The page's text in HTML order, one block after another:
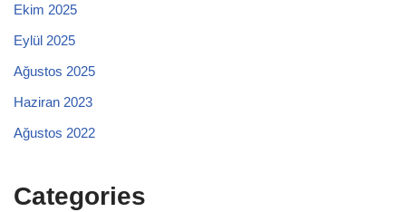
Ekim 2025
Eylül 2025
Ağustos 2025
Haziran 2023
Ağustos 2022
Categories